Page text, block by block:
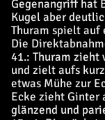
Gegenangriff hat
Kugel aber
Thuram spielt auf
Die
41.: Thuram zieht
und zielt aufs
etwas Mühe zur
Ecke zieht Ginter
glänzend und